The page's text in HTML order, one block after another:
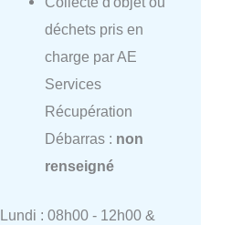
déchets pris en
charge par AE
Services
Récupération
Débarras : non
renseigné
Lundi : 08h00 - 12h00 &